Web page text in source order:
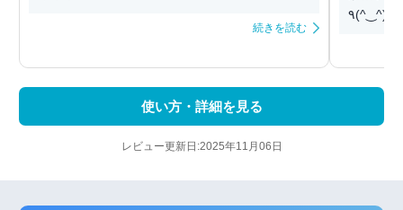
続きを読む
٩(^‿^)۶
使い方・詳細を見る
レビュー更新日:2025年11月06日